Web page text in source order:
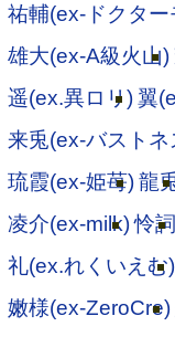
祐輔(ex-ドクタ
雄大(ex-A級火山)
遥(ex.異ロリ)翼
来兎(ex-バストネ
琉霞(ex-姫苺)龍
凌介(ex-milk)怜詞
礼(ex.れくいえむ)
嫩様(ex-ZeroCre)